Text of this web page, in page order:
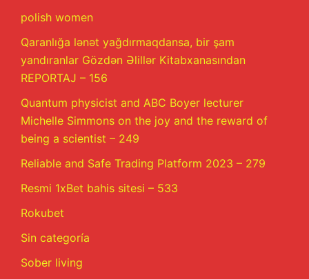
polish women
Qaranlığa lənət yağdırmaqdansa, bir şam
yandıranlar Gözdən Əlillər Kitabxanasından
REPORTAJ – 156
Quantum physicist and ABC Boyer lecturer
Michelle Simmons on the joy and the reward of
being a scientist – 249
Reliable and Safe Trading Platform 2023 – 279
Resmi 1xBet bahis sitesi – 533
Rokubet
Sin categoría
Sober living